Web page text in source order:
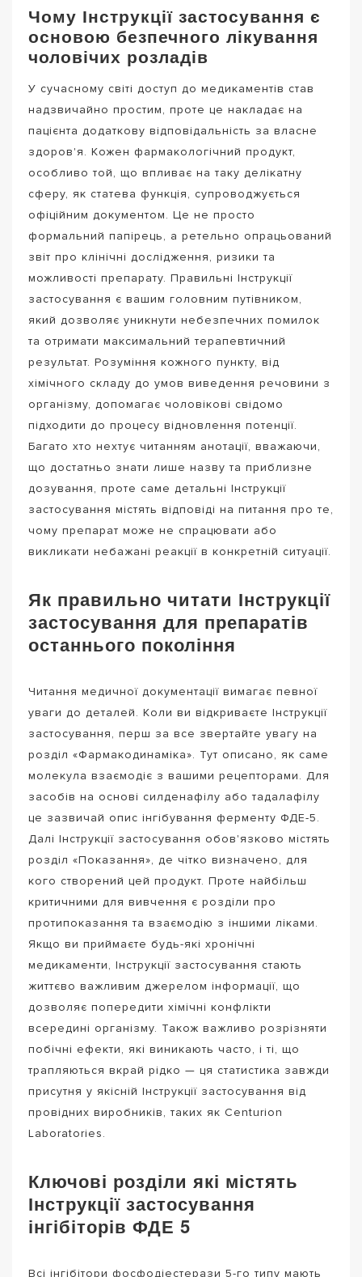
Чому Інструкції застосування є
основою безпечного лікування
чоловічих розладів
У сучасному світі доступ до медикаментів став
надзвичайно простим, проте це накладає на
пацієнта додаткову відповідальність за власне
здоров'я. Кожен фармакологічний продукт,
особливо той, що впливає на таку делікатну
сферу, як статева функція, супроводжується
офіційним документом. Це не просто
формальний папірець, а ретельно опрацьований
звіт про клінічні дослідження, ризики та
можливості препарату. Правильні Інструкції
застосування є вашим головним путівником,
який дозволяє уникнути небезпечних помилок
та отримати максимальний терапевтичний
результат. Розуміння кожного пункту, від
хімічного складу до умов виведення речовини з
організму, допомагає чоловікові свідомо
підходити до процесу відновлення потенції.
Багато хто нехтує читанням анотації, вважаючи,
що достатньо знати лише назву та приблизне
дозування, проте саме детальні Інструкції
застосування містять відповіді на питання про те,
чому препарат може не спрацювати або
викликати небажані реакції в конкретній ситуації.
Як правильно читати Інструкції
застосування для препаратів
останнього покоління
Читання медичної документації вимагає певної
уваги до деталей. Коли ви відкриваєте Інструкції
застосування, перш за все звертайте увагу на
розділ «Фармакодинаміка». Тут описано, як саме
молекула взаємодіє з вашими рецепторами. Для
засобів на основі силденафілу або тадалафілу
це зазвичай опис інгібування ферменту ФДЕ-5.
Далі Інструкції застосування обов'язково містять
розділ «Показання», де чітко визначено, для
кого створений цей продукт. Проте найбільш
критичними для вивчення є розділи про
протипоказання та взаємодію з іншими ліками.
Якщо ви приймаєте будь-які хронічні
медикаменти, Інструкції застосування стають
життєво важливим джерелом інформації, що
дозволяє попередити хімічні конфлікти
всередині організму. Також важливо розрізняти
побічні ефекти, які виникають часто, і ті, що
трапляються вкрай рідко — ця статистика завжди
присутня у якісній Інструкції застосування від
провідних виробників, таких як Centurion
Laboratories.
Ключові розділи які містять
Інструкції застосування
інгібіторів ФДЕ 5
Всі інгібітори фосфодіестерази 5-го типу мають